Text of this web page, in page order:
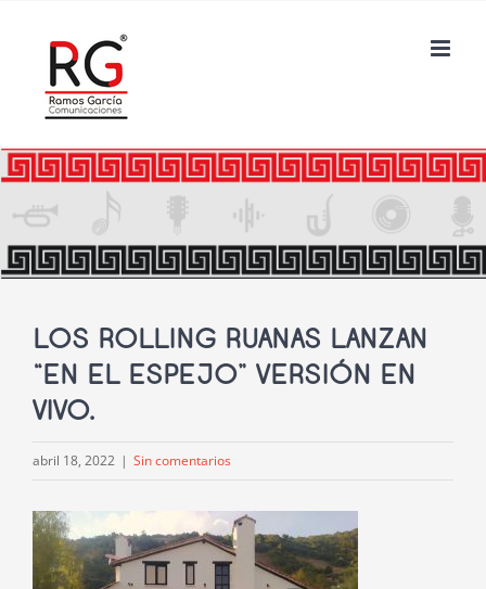
contenido
LOS ROLLING RUANAS LANZAN
“EN EL ESPEJO” VERSIÓN EN
VIVO.
abril 18, 2022 | Sin comentarios